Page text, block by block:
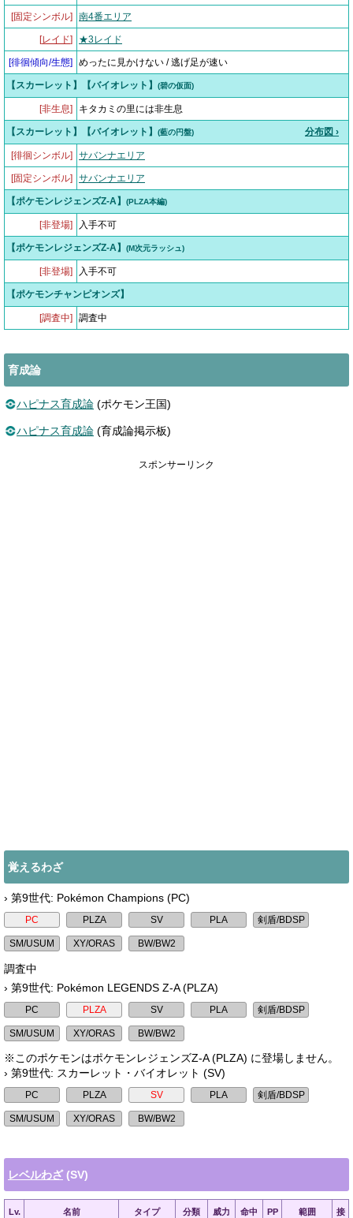
[固定シンボル] 南4番エリア
[レイド] ★3レイド
[徘徊傾向/生態] めったに見かけない / 逃げ足が速い
【スカーレット】【バイオレット】 (碧の仮面)
[非生息] キタカミの里には非生息
【スカーレット】【バイオレット】 (藍の円盤) 分布図 ›
[徘徊シンボル] サバンナエリア
[固定シンボル] サバンナエリア
【ポケモンレジェンズZ-A】 (PLZA本編)
[非登場] 入手不可
【ポケモンレジェンズZ-A】 (M次元ラッシュ)
[非登場] 入手不可
【ポケモンチャンピオンズ】
[調査中] 調査中
育成論
ハピナス育成論 (ポケモン王国)
ハピナス育成論 (育成論掲示板)
スポンサーリンク
覚えるわざ
› 第9世代: Pokémon Champions (PC)
調査中
› 第9世代: Pokémon LEGENDS Z-A (PLZA)
※このポケモンはポケモンレジェンズZ-A (PLZA) に登場しません。
› 第9世代: スカーレット・バイオレット (SV)
レベルわざ (SV)
Lv. 名前 タイプ 分類 威力 命中 PP 範囲 接